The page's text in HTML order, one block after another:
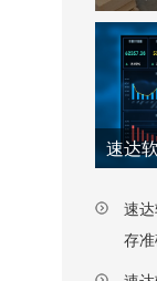
速
存准